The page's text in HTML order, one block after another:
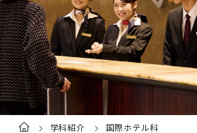
ト
学科紹介 国際ホテル科